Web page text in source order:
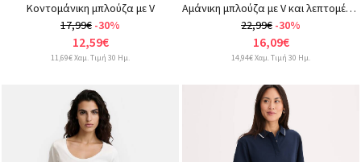
Κοντομάνικη μπλούζα με V
17,99€ -30%
12,59€
11,69€ Χαμ. Τιμή 30 Ημ.
Αμάνικη μπλούζα με V και λεπτομέρειες από δαντέλα
22,99€ -30%
16,09€
14,94€ Χαμ. Τιμή 30 Ημ.